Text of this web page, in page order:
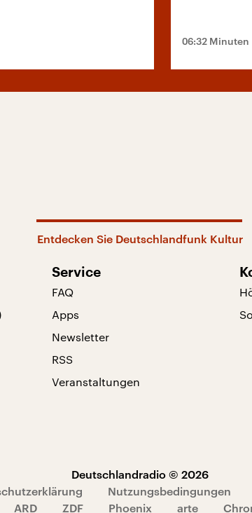
06:32 Minuten
Entdecken Sie Deutschlandfunk Kultur
Service
FAQ
Apps
Newsletter
RSS
Veranstaltungen
Deutschlandradio © 2026
Nutzungsbedingungen
ARD ZDF Phoenix arte